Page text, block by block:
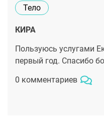
Тело
КИРА
Пользуюсь услугами
первый год. Спасибо
0 комментариев